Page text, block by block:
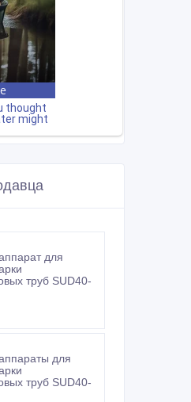
для
труб SUD40-
для
труб SUD40-